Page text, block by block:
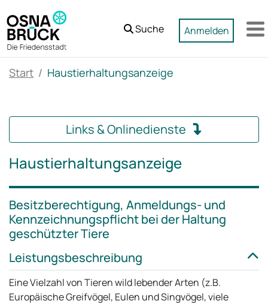
Zum Hauptinhalt springen
Suche Anmelden
Start Haustierhaltungsanzeige
Links & Onlinedienste
Haustierhaltungsanzeige
Besitzberechtigung, Anmeldungs- und
Kennzeichnungspflicht bei der Haltung
geschützter Tiere
Leistungsbeschreibung
Eine Vielzahl von Tieren wild lebender Arten (z.B.
Europäische Greifvögel, Eulen und Singvögel, viele